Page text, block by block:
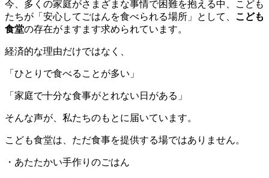
今、多くの家庭がさまざまな事情で困難を抱える中、こども
たちが「安心してごはんを食べられる場所」として、 こども
食堂の存在がますます求められています。
経済的な理由だけではなく、
「ひとりで食べることが多い」
「家庭で十分な食事がとれない日がある」
そんな声が、私たちのもとに届いています。
こども食堂は、ただ食事を提供する場ではありません。
・あたたかい手作りのごはん